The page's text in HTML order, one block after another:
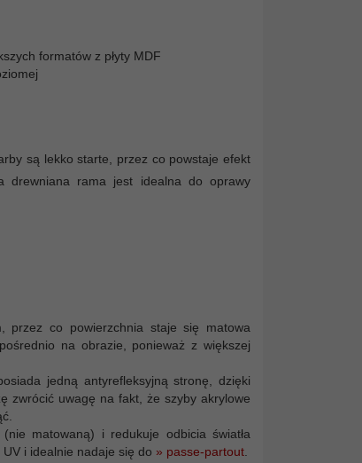
formatów z płyty MDF
są lekko starte, przez co powstaje efekt
drewniana rama jest idealna do oprawy
przez co powierzchnia staje się matowa
na obrazie, ponieważ z większej
jedną antyrefleksyjną stronę, dzięki
zwrócić uwagę na fakt, że szyby akrylowe
matowaną) i redukuje odbicia światła
i idealnie nadaje się do » passe-partout.